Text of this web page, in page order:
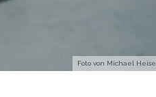
Foto von Michael Heise